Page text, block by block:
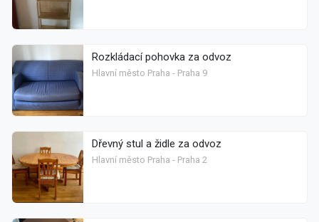
Rozkládací pohovka za odvoz
Hlavní město Praha - Praha 9
Dřevný stul a židle za odvoz
Hlavní město Praha - Praha 2